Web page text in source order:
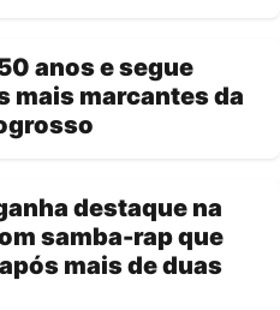
anos e segue
mais marcantes da
destaque na
samba-rap que
mais de duas